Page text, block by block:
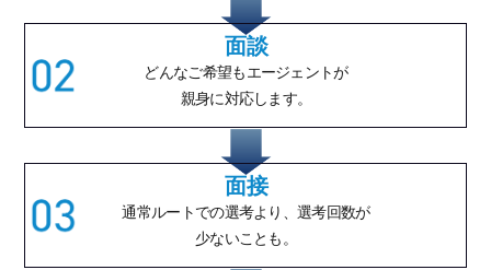
面談
どんなご希望もエージェントが
親身に対応します。
面接
通常ルートでの選考より、選考回数が
少ないことも。